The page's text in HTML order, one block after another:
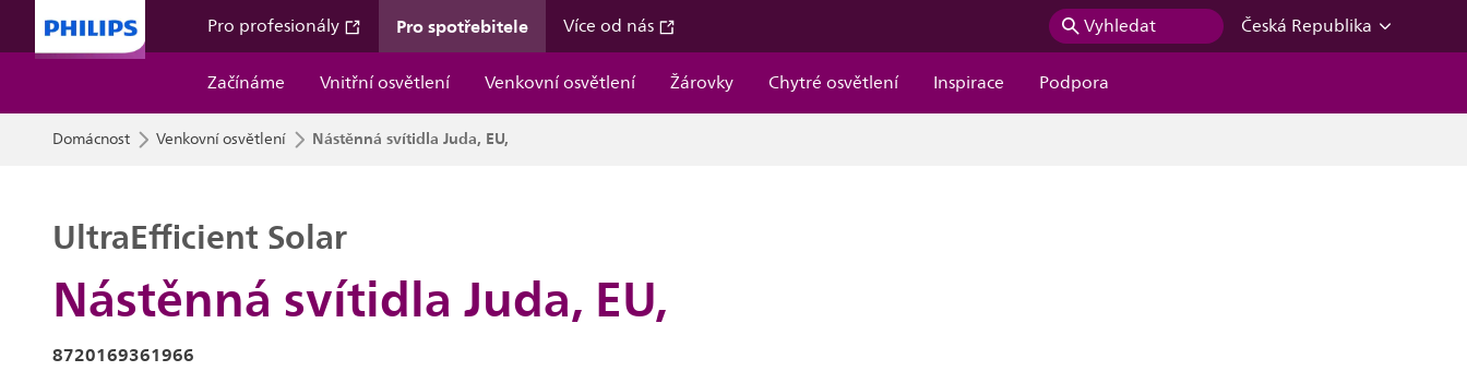
Pro profesionály Pro spotřebitele Více od nás Vyhledat
Česká Republika
Začínáme
Vnitřní osvětlení Venkovní osvětlení Žárovky Chytré osvětlení Inspirace Podpora
Domácnost Venkovní osvětlení Nástěnná svítidla Juda, EU,
Nástěnná svítidla Juda, EU,
UltraEfficient Solar
8720169361966